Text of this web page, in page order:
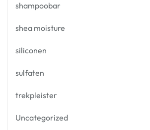
shampoobar
shea moisture
siliconen
sulfaten
trekpleister
Uncategorized